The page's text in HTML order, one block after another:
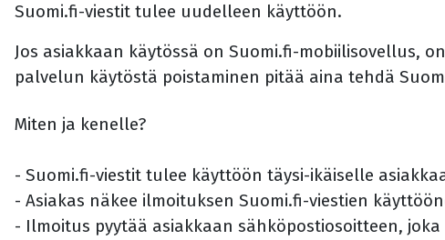
Suomi.fi-viestit tulee uudelleen käyttöön.
Jos asiakkaan käytössä on Suomi.fi-mobiilisovellus,
palvelun käytöstä poistaminen pitää aina tehdä
Miten ja kenelle?
- Suomi.fi-viestit tulee käyttöön täysi-ikäiselle
- Asiakas näkee ilmoituksen Suomi.fi-viestien
- Ilmoitus pyytää asiakkaan sähköpostiosoitteen,